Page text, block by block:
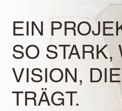
EIN
SO STARK,
VISION,
TRÄGT.